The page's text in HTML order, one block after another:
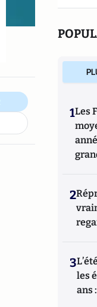
1Les
2
3
les
ans